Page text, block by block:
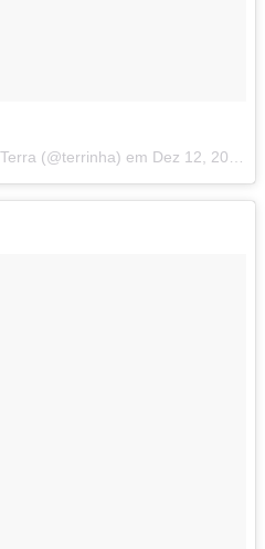
(@terrinha) em Dez 12, 2014 at 1:09 PST